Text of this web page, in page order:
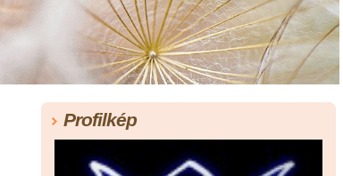
Profilkép